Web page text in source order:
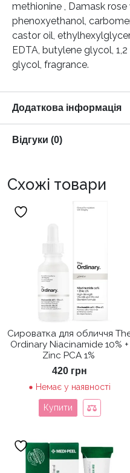
methionine , Damask rose
phenoxyethanol,
castor oil,
EDTA, butylene glycol,
glycol, fragrance.
Додаткова інформація
Відгуки (0)
Схожі товари
Сироватка для обличчя
Ordinary Niacinamide 10% +
Zinc PCA 1%
420 грн
Немає у наявності
Купити